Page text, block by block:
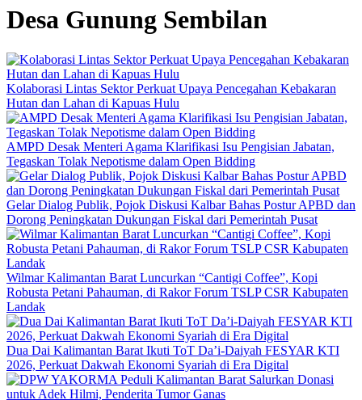
Desa Gunung Sembilan
Kolaborasi Lintas Sektor Perkuat Upaya Pencegahan Kebakaran
Hutan dan Lahan di Kapuas Hulu
AMPD Desak Menteri Agama Klarifikasi Isu Pengisian Jabatan,
Tegaskan Tolak Nepotisme dalam Open Bidding
Gelar Dialog Publik, Pojok Diskusi Kalbar Bahas Postur APBD dan
Dorong Peningkatan Dukungan Fiskal dari Pemerintah Pusat
Wilmar Kalimantan Barat Luncurkan “Cantigi Coffee”, Kopi
Robusta Petani Pahauman, di Rakor Forum TSLP CSR Kabupaten
Landak
Dua Dai Kalimantan Barat Ikuti ToT Da’i-Daiyah FESYAR KTI
2026, Perkuat Dakwah Ekonomi Syariah di Era Digital